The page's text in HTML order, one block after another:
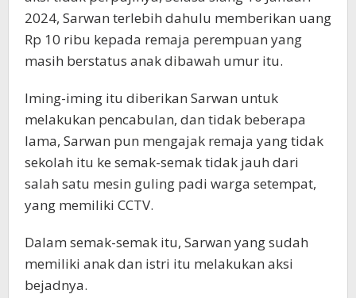
2024, Sarwan terlebih dahulu memberikan uang
Rp 10 ribu kepada remaja perempuan yang
masih berstatus anak dibawah umur itu.
Iming-iming itu diberikan Sarwan untuk
melakukan pencabulan, dan tidak beberapa
lama, Sarwan pun mengajak remaja yang tidak
sekolah itu ke semak-semak tidak jauh dari
salah satu mesin guling padi warga setempat,
yang memiliki CCTV.
Dalam semak-semak itu, Sarwan yang sudah
memiliki anak dan istri itu melakukan aksi
bejadnya.